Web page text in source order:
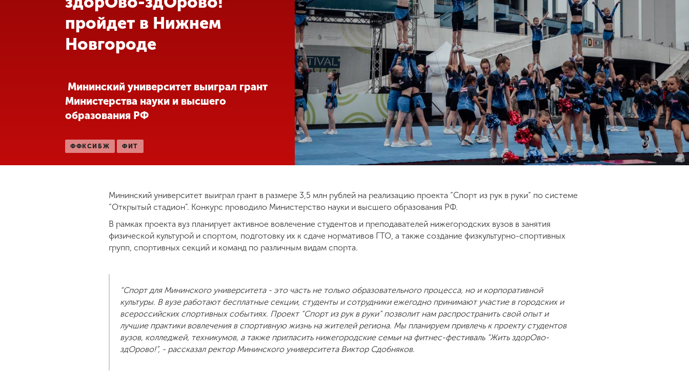
Обучение
Международная
деятельность
пройдет в Нижнем
Новгороде
Мининский университет выиграл грант
Министерства науки и высшего
образования РФ
ФФКСИБЖ ФИТ
Мининский университет выиграл грант в размере 3,5 млн рублей на реализацию проекта “Спорт из рук в руки” по системе
“Открытый стадион”. Конкурс проводило Министерство науки и высшего образования РФ.
В рамках проекта вуз планирует активное вовлечение студентов и преподавателей нижегородских вузов в занятия
физической культурой и спортом, подготовку их к сдаче нормативов ГТО, а также создание физкультурно-спортивных
групп, спортивных секций и команд по различным видам спорта.
“Спорт для Мининского университета - это часть не только образовательного процесса, но и корпоративной
культуры. В вузе работают бесплатные секции, студенты и сотрудники ежегодно принимают участие в городских и
всероссийских спортивных событиях. Проект “Спорт из рук в руки” позволит нам распространить свой опыт и
лучшие практики вовлечения в спортивную жизнь на жителей региона. Мы планируем привлечь к проекту студентов
вузов, колледжей, техникумов, а также пригласить нижегородские семьи на фитнес-фестиваль “Жить здорОво-
здОрово!”, - рассказал ректор Мининского университета Виктор Сдобняков.